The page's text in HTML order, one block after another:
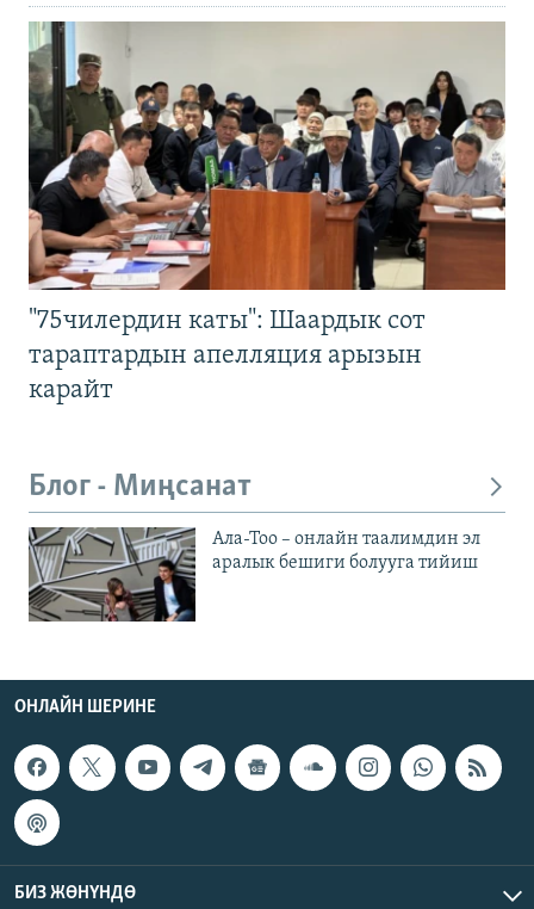
"75чилердин каты": Шаардык сот
тараптардын апелляция арызын
карайт
Блог - Миңсанат
Ала-Тоо – онлайн таалимдин эл
аралык бешиги болууга тийиш
ОНЛАЙН ШЕРИНЕ
БИЗ ЖӨНҮНДӨ